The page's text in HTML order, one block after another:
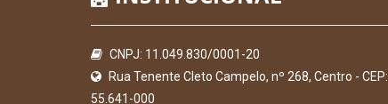
CNPJ: 11.049.830/0001-20
Rua Tenente Cleto Campelo, nº 268, Centro - CEP:
55.641-000